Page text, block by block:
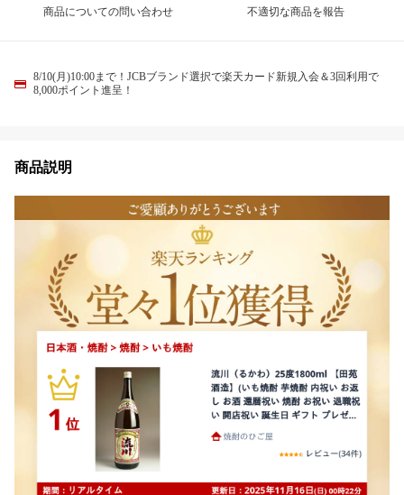
商品についての問い合わせ 不適切な商品を報告
8/10(月)10:00まで！JCBブランド選択で楽天カード新規入会＆3回利用で
8,000ポイント進呈！
商品説明